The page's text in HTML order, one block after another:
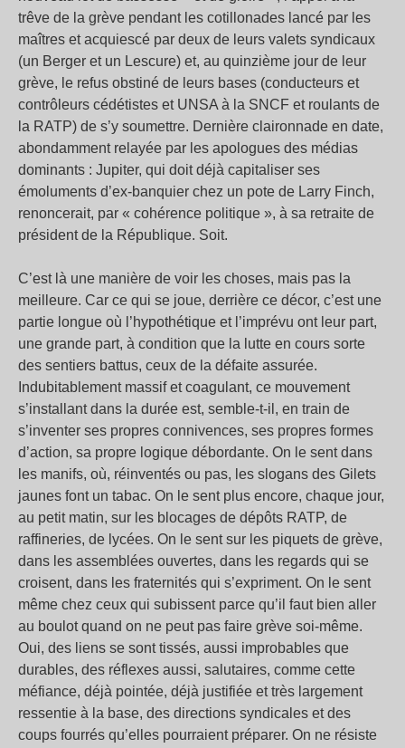
trêve de la grève pendant les cotillonades lancé par les
maîtres et acquiescé par deux de leurs valets syndicaux
(un Berger et un Lescure) et, au quinzième jour de leur
grève, le refus obstiné de leurs bases (conducteurs et
contrôleurs cédétistes et UNSA à la SNCF et roulants de
la RATP) de s’y soumettre. Dernière claironnade en date,
abondamment relayée par les apologues des médias
dominants : Jupiter, qui doit déjà capitaliser ses
émoluments d’ex-banquier chez un pote de Larry Finch,
renoncerait, par « cohérence politique », à sa retraite de
président de la République. Soit.
C’est là une manière de voir les choses, mais pas la
meilleure. Car ce qui se joue, derrière ce décor, c’est une
partie longue où l’hypothétique et l’imprévu ont leur part,
une grande part, à condition que la lutte en cours sorte
des sentiers battus, ceux de la défaite assurée.
Indubitablement massif et coagulant, ce mouvement
s’installant dans la durée est, semble-t-il, en train de
s’inventer ses propres connivences, ses propres formes
d’action, sa propre logique débordante. On le sent dans
les manifs, où, réinventés ou pas, les slogans des Gilets
jaunes font un tabac. On le sent plus encore, chaque jour,
au petit matin, sur les blocages de dépôts RATP, de
raffineries, de lycées. On le sent sur les piquets de grève,
dans les assemblées ouvertes, dans les regards qui se
croisent, dans les fraternités qui s’expriment. On le sent
même chez ceux qui subissent parce qu’il faut bien aller
au boulot quand on ne peut pas faire grève soi-même.
Oui, des liens se sont tissés, aussi improbables que
durables, des réflexes aussi, salutaires, comme cette
méfiance, déjà pointée, déjà justifiée et très largement
ressentie à la base, des directions syndicales et des
coups fourrés qu’elles pourraient préparer. On ne résiste